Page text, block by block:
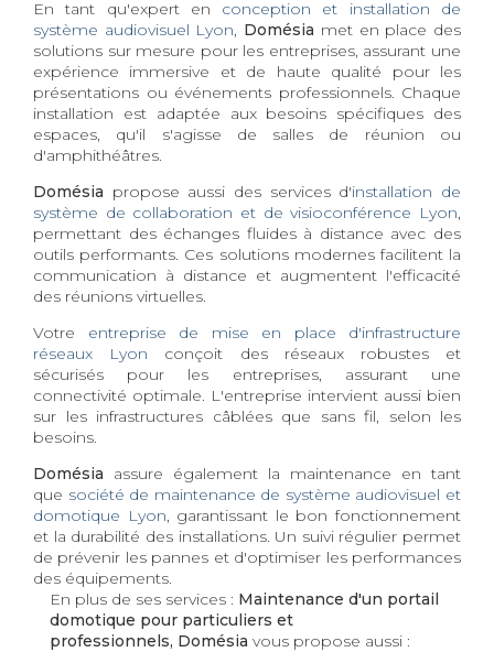
En tant qu'expert en conception et installation de
système audiovisuel Lyon
Domésia met en place des
solutions sur mesure pour les entreprises, assurant une
expérience immersive et de haute qualité pour les
présentations ou événements professionnels. Chaque
installation est adaptée aux besoins spécifiques des
espaces, qu'il s'agisse de salles de réunion ou
d'amphithéâtres.
Domésia propose aussi des services d'installation de
système de collaboration et de visioconférence Lyon
permettant des échanges fluides à distance avec des
outils performants. Ces solutions modernes facilitent la
communication à distance et augmentent l'efficacité
des réunions virtuelles.
Votre entreprise de mise en place d'infrastructure
réseaux Lyon conçoit des réseaux robustes et
sécurisés pour les entreprises, assurant une
connectivité optimale. L'entreprise intervient aussi bien
sur les infrastructures câblées que sans fil, selon les
besoins.
Domésia assure également la maintenance en tant
que société de maintenance de système audiovisuel et
domotique Lyon , garantissant le bon fonctionnement
et la durabilité des installations. Un suivi régulier permet
de prévenir les pannes et d'optimiser les performances
des équipements.
En plus de ses services : Maintenance d'un portail
domotique pour particuliers et
professionnels, Domésia vous propose aussi :